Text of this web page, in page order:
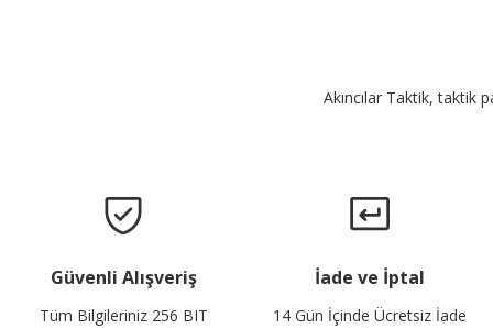
Akıncılar Taktik, taktik
Güvenli Alışveriş
Tüm Bilgileriniz 256 BIT
İade ve İptal
14 Gün İçinde Ücretsiz İade